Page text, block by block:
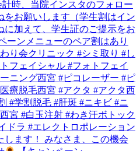
します！ みなさま、この機会